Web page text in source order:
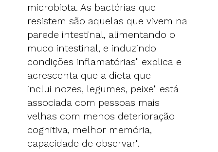
microbiota. As bactérias que
resistem são aquelas que vivem na
parede intestinal, alimentando o
muco intestinal, e induzindo
condições inflamatórias" explica e
acrescenta que a dieta que
inclui nozes, legumes, peixe" está
associada com pessoas mais
velhas com menos deterioração
cognitiva, melhor memória,
capacidade de observar".